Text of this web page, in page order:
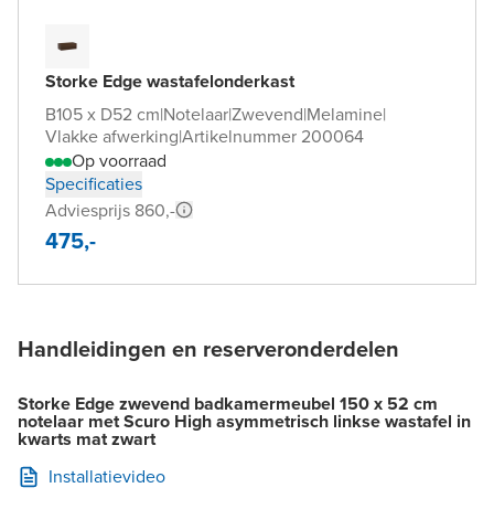
Storke Edge wastafelonderkast
B105 x D52 cm|Notelaar|Zwevend|Melamine|
Vlakke afwerking|Artikelnummer 200064
Op voorraad
Specificaties
Adviesprijs 860,-
475,-
Handleidingen en reserveronderdelen
Storke Edge zwevend badkamermeubel 150 x 52 cm
notelaar met Scuro High asymmetrisch linkse wastafel in
kwarts mat zwart
Installatievideo